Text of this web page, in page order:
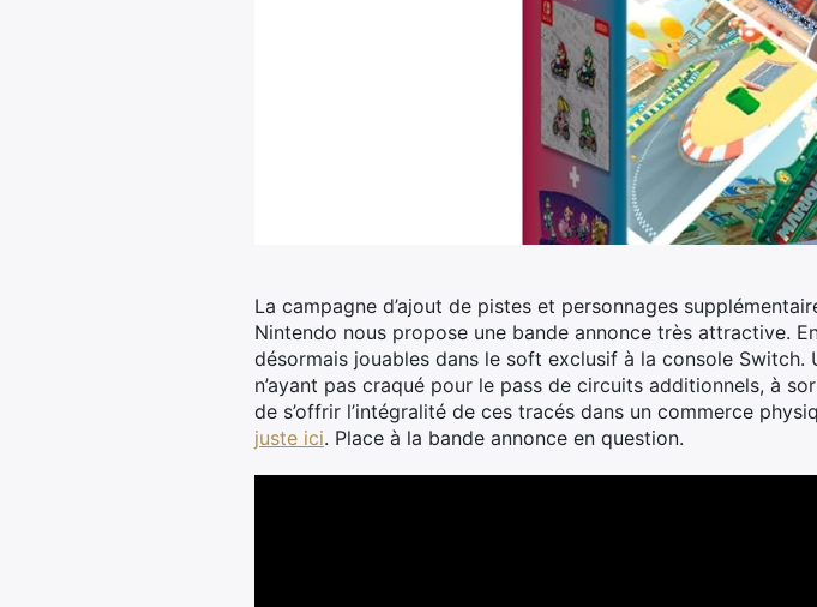
La campagne d’ajout de pistes et personnages
Nintendo nous propose une bande annonce très attractive.
désormais jouables dans le soft exclusif à la console
n’ayant pas craqué pour le pass de circuits additionnels, à
de s’offrir l’intégralité de ces tracés dans un commerce
juste ici. Place à la bande annonce en question.